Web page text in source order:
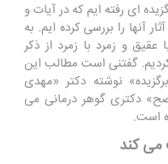
ای رفته ایم که در آیات و
آنها را بررسی کرده ایم. به
و زمرد با زمرد از ذکر
گفتنی است مطالب این
نوشته دکتر «مهدی
دکتری گوهر درمانی می
است.
می کند